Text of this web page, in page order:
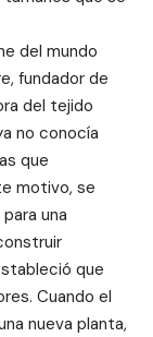
del mundo
fundador de
del tejido
no conocía
que
motivo, se
una
que
Cuando el
nueva planta,